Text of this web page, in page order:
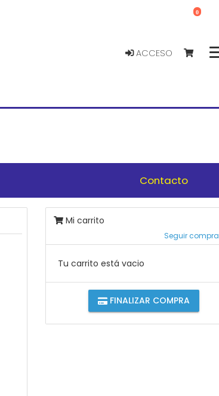
ACCESO
0
Contacto
Mi carrito
Seguir
Tu carrito está vacio
FINALIZAR COMPRA